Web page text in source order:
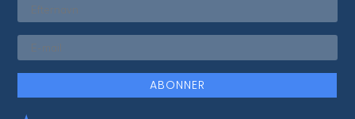
ABONNER